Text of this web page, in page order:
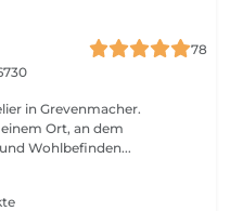
78
in Grevenmacher.
Wohlbefinden...